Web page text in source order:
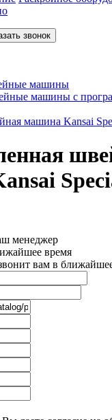
звонок
машины
машины с
машина Kansai
менеджер
время
вам в